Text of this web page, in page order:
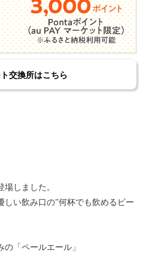
交換所はこちら
しました。
しい飲み口の”何杯でも飲めるビー
「ペールエール」